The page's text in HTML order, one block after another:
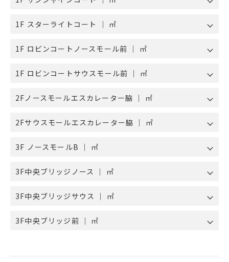
1F スターライトコート ｜ ㎡
1F ロビンコートノースモール前 ｜ ㎡
1F ロビンコートサウスモール前 ｜ ㎡
2Fノースモールエスカレーター脇 ｜ ㎡
2Fサウスモールエスカレーター脇 ｜ ㎡
3F ノースモールB ｜ ㎡
3F中央ブリッジノース ｜ ㎡
3F中央ブリッジサウス ｜ ㎡
3F中央ブリッジ前 ｜ ㎡